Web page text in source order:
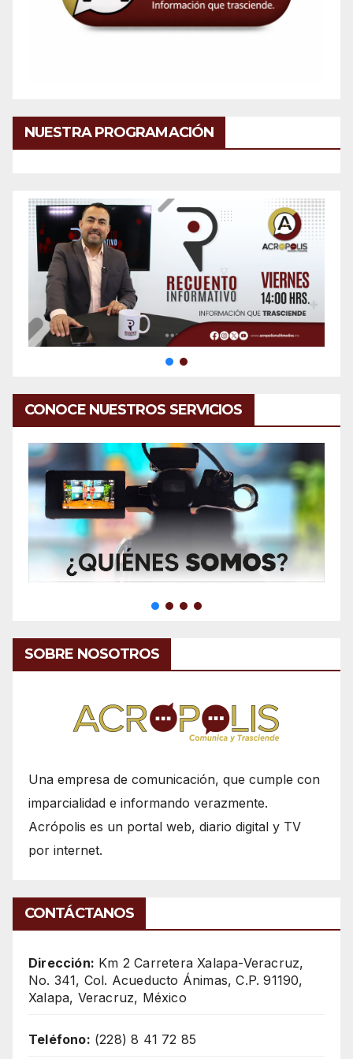
NUESTRA PROGRAMACIÓN
CONOCE NUESTROS SERVICIOS
SOBRE NOSOTROS
Una empresa de comunicación, que cumple con
imparcialidad e informando verazmente.
Acrópolis es un portal web, diario digital y TV
por internet.
CONTÁCTANOS
Dirección: Km 2 Carretera Xalapa-Veracruz,
No. 341, Col. Acueducto Ánimas, C.P. 91190,
Xalapa, Veracruz, México
Teléfono: (228) 8 41 72 85